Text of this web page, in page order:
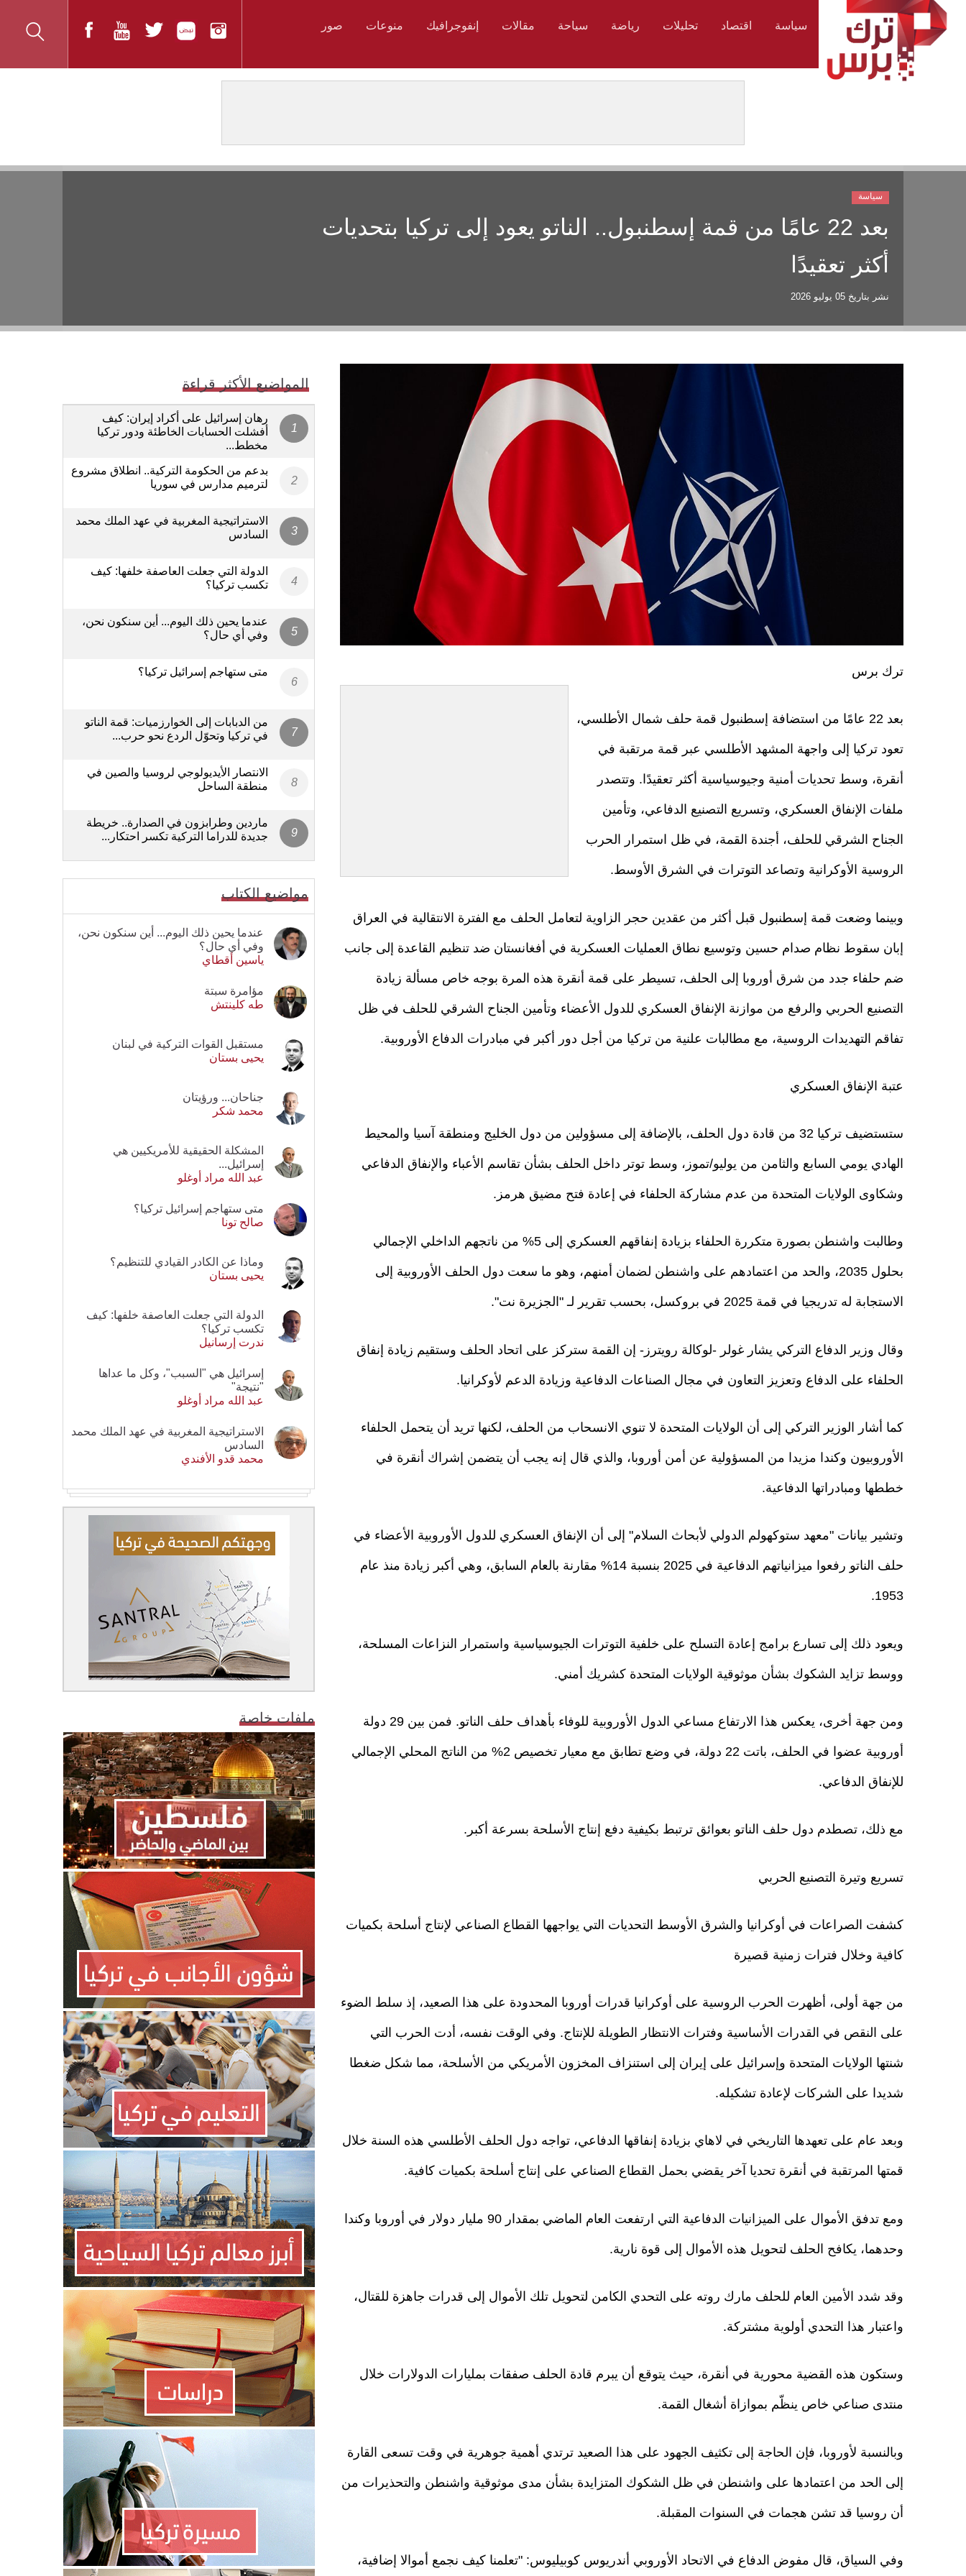
سياسة اقتصاد تحليلات رياضة سياحة مقالات إنفوجرافيك منوعات صور
بعد 22 عامًا من قمة إسطنبول.. الناتو يعود إلى تركيا بتحديات
أكثر تعقيدًا
نشر بتاريخ 05 يوليو 2026
سياسة
ترك برس
بعد 22 عامًا من استضافة إسطنبول قمة حلف شمال الأطلسي،
تعود تركيا إلى واجهة المشهد الأطلسي عبر قمة مرتقبة في
أنقرة، وسط تحديات أمنية وجيوسياسية أكثر تعقيدًا. وتتصدر
ملفات الإنفاق العسكري، وتسريع التصنيع الدفاعي، وتأمين
الجناح الشرقي للحلف، أجندة القمة، في ظل استمرار الحرب
الروسية الأوكرانية وتصاعد التوترات في الشرق الأوسط.
وبينما وضعت قمة إسطنبول قبل أكثر من عقدين حجر الزاوية لتعامل الحلف مع الفترة الانتقالية في العراق
إبان سقوط نظام صدام حسين وتوسيع نطاق العمليات العسكرية في أفغانستان ضد تنظيم القاعدة إلى جانب
ضم حلفاء جدد من شرق أوروبا إلى الحلف، تسيطر على قمة أنقرة هذه المرة بوجه خاص مسألة زيادة
التصنيع الحربي والرفع من موازنة الإنفاق العسكري للدول الأعضاء وتأمين الجناح الشرقي للحلف في ظل
تفاقم التهديدات الروسية، مع مطالبات علنية من تركيا من أجل دور أكبر في مبادرات الدفاع الأوروبية.
عتبة الإنفاق العسكري
ستستضيف تركيا 32 من قادة دول الحلف، بالإضافة إلى مسؤولين من دول الخليج ومنطقة آسيا والمحيط
الهادي يومي السابع والثامن من يوليو/تموز، وسط توتر داخل الحلف بشأن تقاسم الأعباء والإنفاق الدفاعي
وشكاوى الولايات المتحدة من عدم مشاركة الحلفاء في إعادة فتح مضيق هرمز.
وطالبت واشنطن بصورة متكررة الحلفاء بزيادة إنفاقهم العسكري إلى 5% من ناتجهم الداخلي الإجمالي
بحلول 2035، والحد من اعتمادهم على واشنطن لضمان أمنهم، وهو ما سعت دول الحلف الأوروبية إلى
الاستجابة له تدريجيا في قمة 2025 في بروكسل، بحسب تقرير لـ "الجزيرة نت".
وقال وزير الدفاع التركي يشار غولر -لوكالة رويترز- إن القمة ستركز على اتحاد الحلف وستقيم زيادة إنفاق
الحلفاء على الدفاع وتعزيز التعاون في مجال الصناعات الدفاعية وزيادة الدعم لأوكرانيا.
كما أشار الوزير التركي إلى أن الولايات المتحدة لا تنوي الانسحاب من الحلف، لكنها تريد أن يتحمل الحلفاء
الأوروبيون وكندا مزيدا من المسؤولية عن أمن أوروبا، والذي قال إنه يجب أن يتضمن إشراك أنقرة في
خططها ومبادراتها الدفاعية.
وتشير بيانات "معهد ستوكهولم الدولي لأبحاث السلام" إلى أن الإنفاق العسكري للدول الأوروبية الأعضاء في
حلف الناتو رفعوا ميزانياتهم الدفاعية في 2025 بنسبة 14% مقارنة بالعام السابق، وهي أكبر زيادة منذ عام
1953.
ويعود ذلك إلى تسارع برامج إعادة التسلح على خلفية التوترات الجيوسياسية واستمرار النزاعات المسلحة،
ووسط تزايد الشكوك بشأن موثوقية الولايات المتحدة كشريك أمني.
ومن جهة أخرى، يعكس هذا الارتفاع مساعي الدول الأوروبية للوفاء بأهداف حلف الناتو. فمن بين 29 دولة
أوروبية عضوا في الحلف، باتت 22 دولة، في وضع تطابق مع معيار تخصيص 2% من الناتج المحلي الإجمالي
للإنفاق الدفاعي.
مع ذلك، تصطدم دول حلف الناتو بعوائق ترتبط بكيفية دفع إنتاج الأسلحة بسرعة أكبر.
تسريع وتيرة التصنيع الحربي
كشفت الصراعات في أوكرانيا والشرق الأوسط التحديات التي يواجهها القطاع الصناعي لإنتاج أسلحة بكميات
كافية وخلال فترات زمنية قصيرة
من جهة أولى، أظهرت الحرب الروسية على أوكرانيا قدرات أوروبا المحدودة على هذا الصعيد، إذ سلط الضوء
على النقص في القدرات الأساسية وفترات الانتظار الطويلة للإنتاج. وفي الوقت نفسه، أدت الحرب التي
شنتها الولايات المتحدة وإسرائيل على إيران إلى استنزاف المخزون الأمريكي من الأسلحة، مما شكل ضغطا
شديدا على الشركات لإعادة تشكيله.
وبعد عام على تعهدها التاريخي في لاهاي بزيادة إنفاقها الدفاعي، تواجه دول الحلف الأطلسي هذه السنة خلال
قمتها المرتقبة في أنقرة تحديا آخر يقضي بحمل القطاع الصناعي على إنتاج أسلحة بكميات كافية.
ومع تدفق الأموال على الميزانيات الدفاعية التي ارتفعت العام الماضي بمقدار 90 مليار دولار في أوروبا وكندا
وحدهما، يكافح الحلف لتحويل هذه الأموال إلى قوة نارية.
وقد شدد الأمين العام للحلف مارك روته على التحدي الكامن لتحويل تلك الأموال إلى قدرات جاهزة للقتال،
واعتبار هذا التحدي أولوية مشتركة.
وستكون هذه القضية محورية في أنقرة، حيث يتوقع أن يبرم قادة الحلف صفقات بمليارات الدولارات خلال
منتدى صناعي خاص ينظّم بموازاة أشغال القمة.
وبالنسبة لأوروبا، فإن الحاجة إلى تكثيف الجهود على هذا الصعيد ترتدي أهمية جوهرية في وقت تسعى القارة
إلى الحد من اعتمادها على واشنطن في ظل الشكوك المتزايدة بشأن مدى موثوقية واشنطن والتحذيرات من
أن روسيا قد تشن هجمات في السنوات المقبلة.
وفي السياق، قال مفوض الدفاع في الاتحاد الأوروبي أندريوس كوبيليوس: "تعلمنا كيف نجمع أموالا إضافية،
المواضيع الأكثر قراءة
رهان إسرائيل على أكراد إيران: كيف
أفشلت الحسابات الخاطئة ودور تركيا
مخطط...
بدعم من الحكومة التركية.. انطلاق مشروع
لترميم مدارس في سوريا
الاستراتيجية المغربية في عهد الملك محمد
السادس
الدولة التي جعلت العاصفة خلفها: كيف
تكسب تركيا؟
عندما يحين ذلك اليوم... أين سنكون نحن،
وفي أي حال؟
متى ستهاجم إسرائيل تركيا؟
من الدبابات إلى الخوارزميات: قمة الناتو
في تركيا وتحوّل الردع نحو حرب...
الانتصار الأيديولوجي لروسيا والصين في
منطقة الساحل
ماردين وطرابزون في الصدارة.. خريطة
جديدة للدراما التركية تكسر احتكار...
مواضيع الكتاب
عندما يحين ذلك اليوم... أين سنكون نحن،
وفي أي حال؟
ياسين أقطاي
مؤامرة سبتة
طه كلينتش
مستقبل القوات التركية في لبنان
يحيى بستان
جناحان... ورؤيتان
محمد شكر
المشكلة الحقيقية للأمريكيين هي
إسرائيل...
عبد الله مراد أوغلو
متى ستهاجم إسرائيل تركيا؟
صالح تونا
وماذا عن الكادر القيادي للتنظيم؟
يحيى بستان
الدولة التي جعلت العاصفة خلفها: كيف
تكسب تركيا؟
ندرت إرسانيل
إسرائيل هي "السبب"، وكل ما عداها
"نتيجة"
عبد الله مراد أوغلو
الاستراتيجية المغربية في عهد الملك محمد
السادس
محمد قدو الأفندي
ملفات خاصة